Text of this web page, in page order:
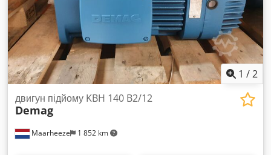
1 /2
Maarheeze 1 852 km
двигун підйому KBH 140 B2/12
Demag